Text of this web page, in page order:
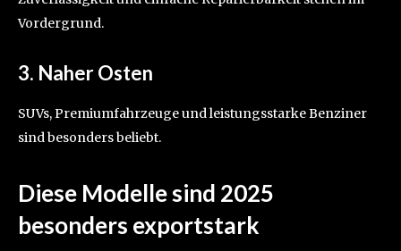
Vordergrund.
3. Naher Osten
SUVs, Premiumfahrzeuge und leistungsstarke Benziner
sind besonders beliebt.
Diese Modelle sind 2025
besonders exportstark